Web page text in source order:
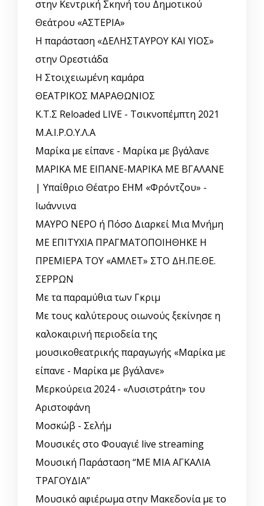
στην Κεντρική Σκηνή του Δημοτικού
Θεάτρου «ΑΣΤΕΡΙΑ»
Η παράσταση «ΔΕΛΗΣΤΑΥΡΟΥ ΚΑΙ ΥΙΟΣ»
στην Ορεστιάδα
Η Στοιχειωμένη καμάρα
ΘΕΑΤΡΙΚΟΣ ΜΑΡΑΘΩΝΙΟΣ
Κ.Τ.Σ Reloaded LIVE - Τσικνοπέμπτη 2021
Μ.Α.Ι.Ρ.Ο.Υ.Λ.Α
Μαρίκα με είπανε - Μαρίκα με βγάλανε
ΜΑΡΙΚΑ ΜΕ ΕΙΠΑΝΕ-ΜΑΡΙΚΑ ΜΕ ΒΓΑΛΑΝΕ
| Υπαίθριο Θέατρο ΕΗΜ «Φρόντζου» -
Ιωάννινα
ΜΑΥΡΟ ΝΕΡΟ ή Πόσο Διαρκεί Μια Μνήμη
ΜΕ ΕΠΙΤΥΧΙΑ ΠΡΑΓΜΑΤΟΠΟΙΗΘΗΚΕ Η
ΠΡΕΜΙΕΡΑ ΤΟΥ «ΑΜΛΕΤ» ΣΤΟ ΔΗ.ΠΕ.ΘΕ.
ΣΕΡΡΩΝ
Με τα παραμύθια των Γκριμ
Με τους καλύτερους οιωνούς ξεκίνησε η
καλοκαιρινή περιοδεία της
μουσικοθεατρικής παραγωγής «Μαρίκα με
είπανε - Μαρίκα με βγάλανε»
Μερκούρεια 2024 - «Λυσιστράτη» του
Αριστοφάνη
Μοσκώβ - Σελήμ
Μουσικές στο Φουαγιέ live streaming
Μουσική Παράσταση “ΜΕ ΜΙΑ ΑΓΚΑΛΙΑ
ΤΡΑΓΟΥΔΙΑ”
Μουσικό αφιέρωμα στην Μακεδονία με το